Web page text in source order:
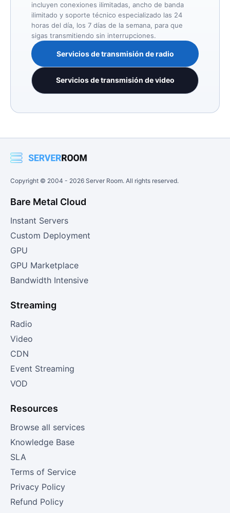
incluyen conexiones ilimitadas, ancho de banda
ilimitado y soporte técnico especializado las 24
horas del día, los 7 días de la semana, para que
sigas transmitiendo sin interrupciones.
Servicios de transmisión de radio
Servicios de transmisión de video
Copyright © 2004 - 2026 Server Room. All rights reserved.
Bare Metal Cloud
Instant Servers
Custom Deployment
GPU
GPU Marketplace
Bandwidth Intensive
Streaming
Radio
Video
CDN
Event Streaming
VOD
Resources
Browse all services
Knowledge Base
SLA
Terms of Service
Privacy Policy
Refund Policy